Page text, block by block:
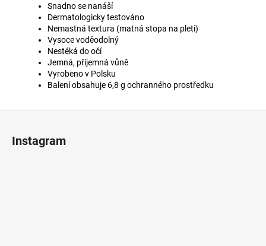
Snadno se nanáší
Dermatologicky testováno
Nemastná textura (matná stopa na pleti)
Vysoce voděodolný
Nestéká do očí
Jemná, příjemná vůně
Vyrobeno v Polsku
Balení obsahuje 6,8 g ochranného prostředku
Instagram